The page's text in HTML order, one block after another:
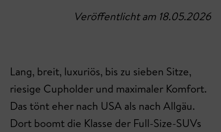
Veröffentlicht am 18.05.2026
Lang, breit, luxuriös, bis zu sieben Sitze,
riesige Cupholder und maximaler Komfort.
Das tönt eher nach USA als nach Allgäu.
Dort boomt die Klasse der Full-Size-SUVs